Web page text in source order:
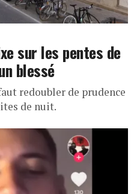
sur les pentes de
blessé
redoubler de prudence
de nuit.